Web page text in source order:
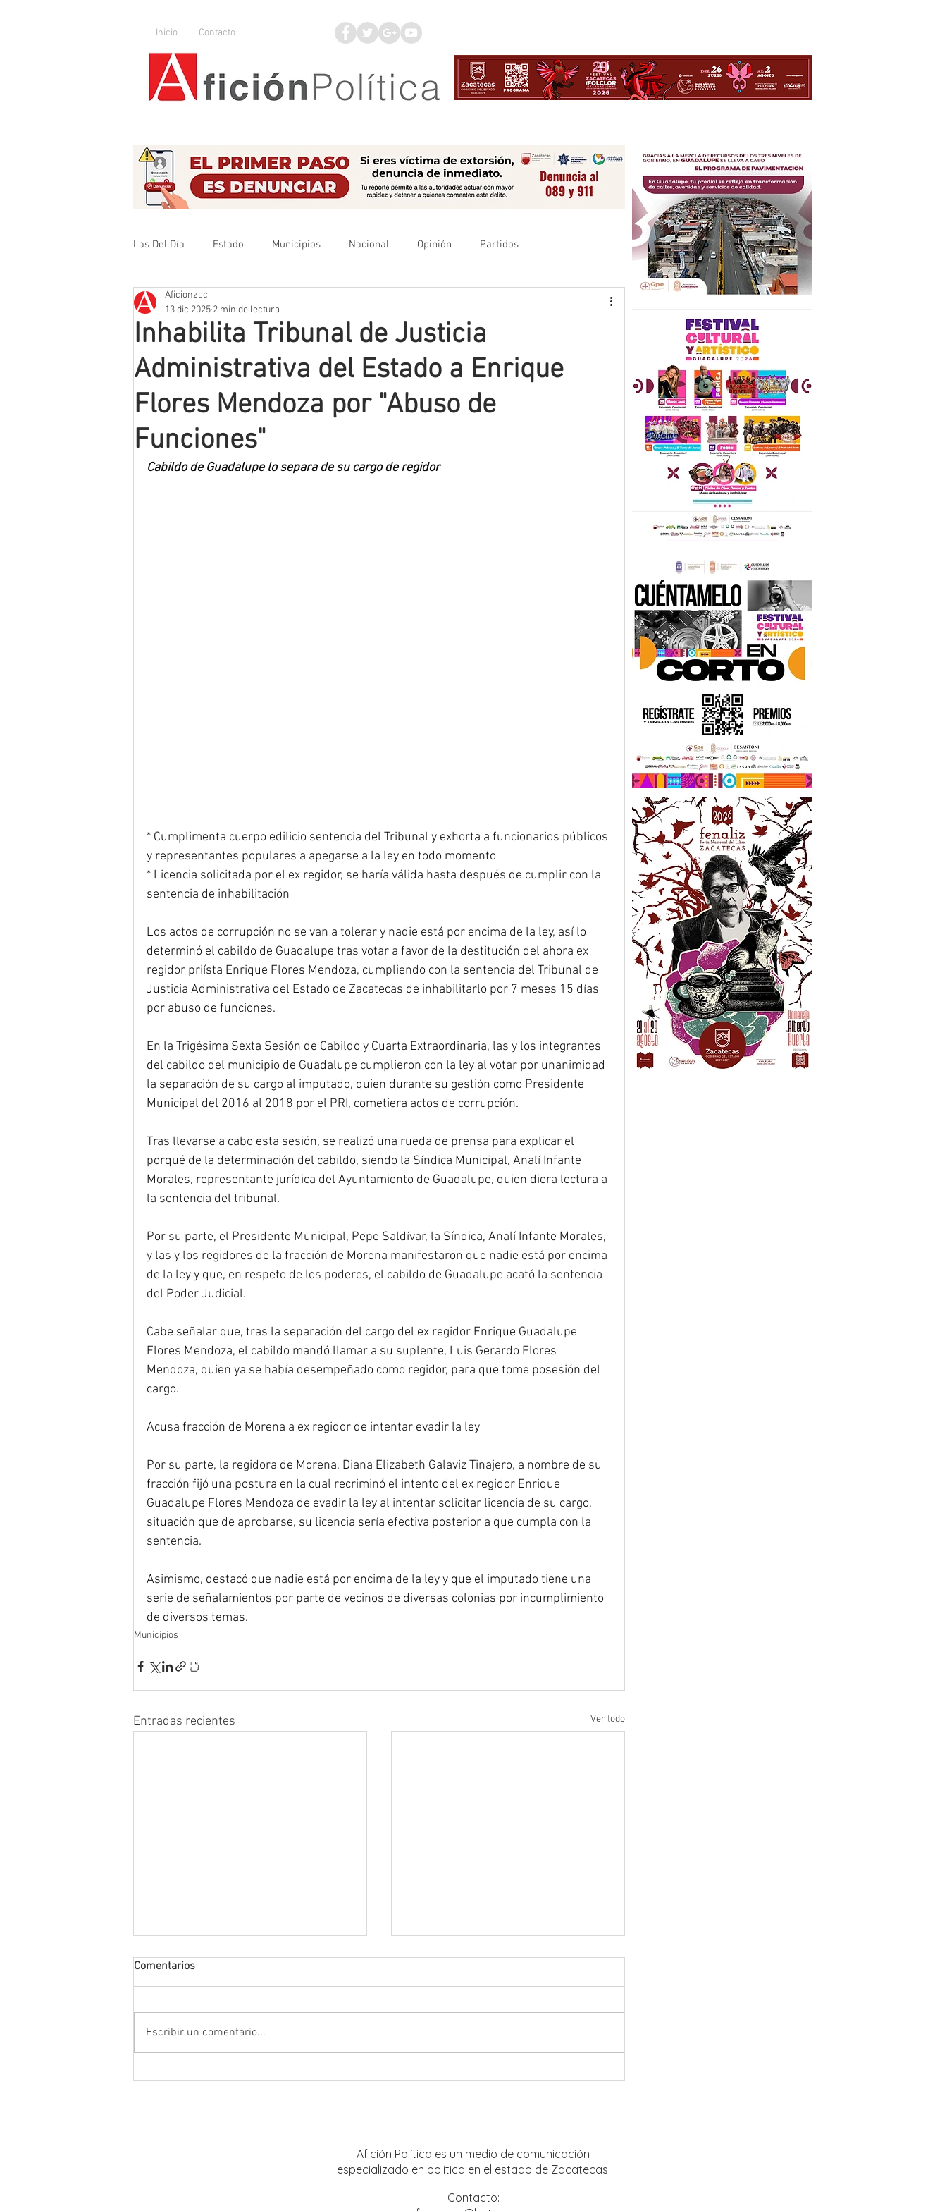
Inicio Contacto
Las Del Día Estado Municipios Nacional Opinión Partidos
Que no se olvide
Mineros LNBP
Inhabilita Tribunal de Justicia
Administrativa del Estado a Enrique
Flores Mendoza por "Abuso de
Funciones"
Aficionzac
13 dic 2025 2 min de lectura
Cabildo de Guadalupe lo separa de su cargo de regidor
* Cumplimenta cuerpo edilicio sentencia del Tribunal y exhorta a funcionarios públicos
y representantes populares a apegarse a la ley en todo momento
* Licencia solicitada por el ex regidor, se haría válida hasta después de cumplir con la
sentencia de inhabilitación
Los actos de corrupción no se van a tolerar y nadie está por encima de la ley, así lo
determinó el cabildo de Guadalupe tras votar a favor de la destitución del ahora ex
regidor priísta Enrique Flores Mendoza, cumpliendo con la sentencia del Tribunal de
Justicia Administrativa del Estado de Zacatecas de inhabilitarlo por 7 meses 15 días
por abuso de funciones.
En la Trigésima Sexta Sesión de Cabildo y Cuarta Extraordinaria, las y los integrantes
del cabildo del municipio de Guadalupe cumplieron con la ley al votar por unanimidad
la separación de su cargo al imputado, quien durante su gestión como Presidente
Municipal del 2016 al 2018 por el PRI, cometiera actos de corrupción.
Tras llevarse a cabo esta sesión, se realizó una rueda de prensa para explicar el
porqué de la determinación del cabildo, siendo la Síndica Municipal, Analí Infante
Morales, representante jurídica del Ayuntamiento de Guadalupe, quien diera lectura a
la sentencia del tribunal.
Por su parte, el Presidente Municipal, Pepe Saldívar, la Síndica, Analí Infante Morales,
y las y los regidores de la fracción de Morena manifestaron que nadie está por encima
de la ley y que, en respeto de los poderes, el cabildo de Guadalupe acató la sentencia
del Poder Judicial.
Cabe señalar que, tras la separación del cargo del ex regidor Enrique Guadalupe
Flores Mendoza, el cabildo mandó llamar a su suplente, Luis Gerardo Flores
Mendoza, quien ya se había desempeñado como regidor, para que tome posesión del
cargo.
Acusa fracción de Morena a ex regidor de intentar evadir la ley
Por su parte, la regidora de Morena, Diana Elizabeth Galaviz Tinajero, a nombre de su
fracción fijó una postura en la cual recriminó el intento del ex regidor Enrique
Guadalupe Flores Mendoza de evadir la ley al intentar solicitar licencia de su cargo,
situación que de aprobarse, su licencia sería efectiva posterior a que cumpla con la
sentencia.
Asimismo, destacó que nadie está por encima de la ley y que el imputado tiene una
serie de señalamientos por parte de vecinos de diversas colonias por incumplimiento
de diversos temas.
Municipios
Entradas recientes Ver todo
Comentarios
Escribir un comentario...
Afición Política es un medio de comunicación
especializado en política en el estado de Zacatecas.
Contacto: